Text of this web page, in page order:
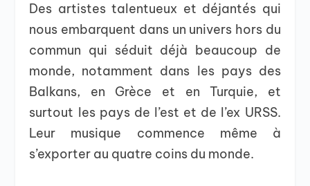
Des artistes talentueux et déjantés qui
nous embarquent dans un univers hors du
commun qui séduit déjà beaucoup de
monde, notamment dans les pays des
Balkans, en Grèce et en Turquie, et
surtout les pays de l’est et de l’ex URSS.
Leur musique commence même à
s’exporter au quatre coins du monde.